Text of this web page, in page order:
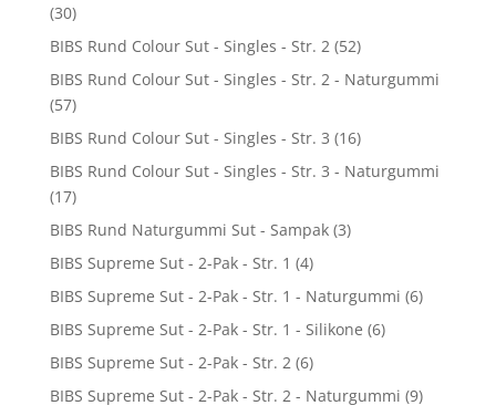
(30)
BIBS Rund Colour Sut - Singles - Str. 2 (52)
BIBS Rund Colour Sut - Singles - Str. 2 - Naturgummi
(57)
BIBS Rund Colour Sut - Singles - Str. 3 (16)
BIBS Rund Colour Sut - Singles - Str. 3 - Naturgummi
(17)
BIBS Rund Naturgummi Sut - Sampak (3)
BIBS Supreme Sut - 2-Pak - Str. 1 (4)
BIBS Supreme Sut - 2-Pak - Str. 1 - Naturgummi (6)
BIBS Supreme Sut - 2-Pak - Str. 1 - Silikone (6)
BIBS Supreme Sut - 2-Pak - Str. 2 (6)
BIBS Supreme Sut - 2-Pak - Str. 2 - Naturgummi (9)